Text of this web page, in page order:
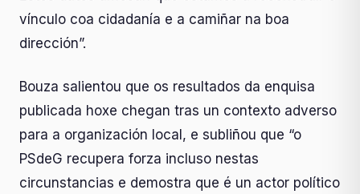
vínculo coa cidadanía e a camiñar na boa
dirección”.
Bouza salientou que os resultados da enquisa
publicada hoxe chegan tras un contexto adverso
para a organización local, e subliñou que “o
PSdeG recupera forza incluso nestas
circunstancias e demostra que é un actor político